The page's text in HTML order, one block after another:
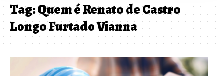
Tag:Quem é Renato de Castro
Longo Furtado Vianna